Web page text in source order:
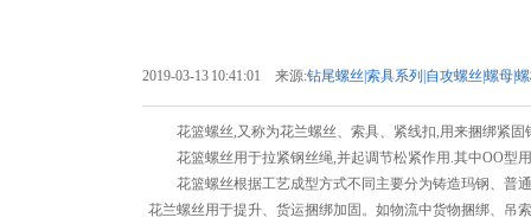
2019-03-13 10:41:01 来源:钻尾螺丝|索具系列|自攻螺丝|螺母|
花篮螺丝,又称为花兰螺丝、索具、紧线扣,用来捆绑紧固
花篮螺丝用于拉紧钢丝绳,并起调节松紧作用.其中OO型
花篮螺丝根据工艺成型方式不同主要分为铸造玛钢、普
花兰螺丝用于提升、货运捆绑加固。如物流中货物捆绑、吊